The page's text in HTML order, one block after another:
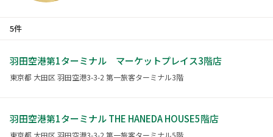
5件
羽田空港第1ターミナル マーケットプレイス3階店
東京都 大田区 羽田空港3-3-2 第一旅客ターミナル3階
羽田空港第1ターミナル THE HANEDA HOUSE5階店
東京都 大田区 羽田空港3-3-2 第一旅客ターミナル5階